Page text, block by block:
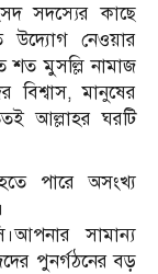
সদস্যের কাছে
উদ্যোগ নেওয়ার
শত মুসল্লি নামাজ
বিশ্বাস, মানুষের
আল্লাহর ঘরটি
পারে অসংখ্য
সামান্য
পুনর্গঠনের বড়